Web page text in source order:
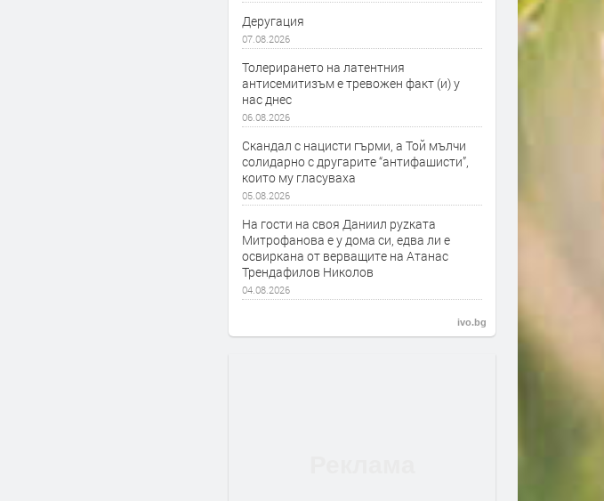
Деругация
07.08.2026
Толерирането на латентния
антисемитизъм е тревожен факт (и) у
нас днес
06.08.2026
Скандал с нацисти гърми, а Той мълчи
солидарно с другарите “антифашисти”,
които му гласуваха
05.08.2026
На гости на своя Даниил руzката
Митрофанова е у дома си, едва ли е
освиркана от верващите на Атанас
Трендафилов Николов
04.08.2026
ivo.bg